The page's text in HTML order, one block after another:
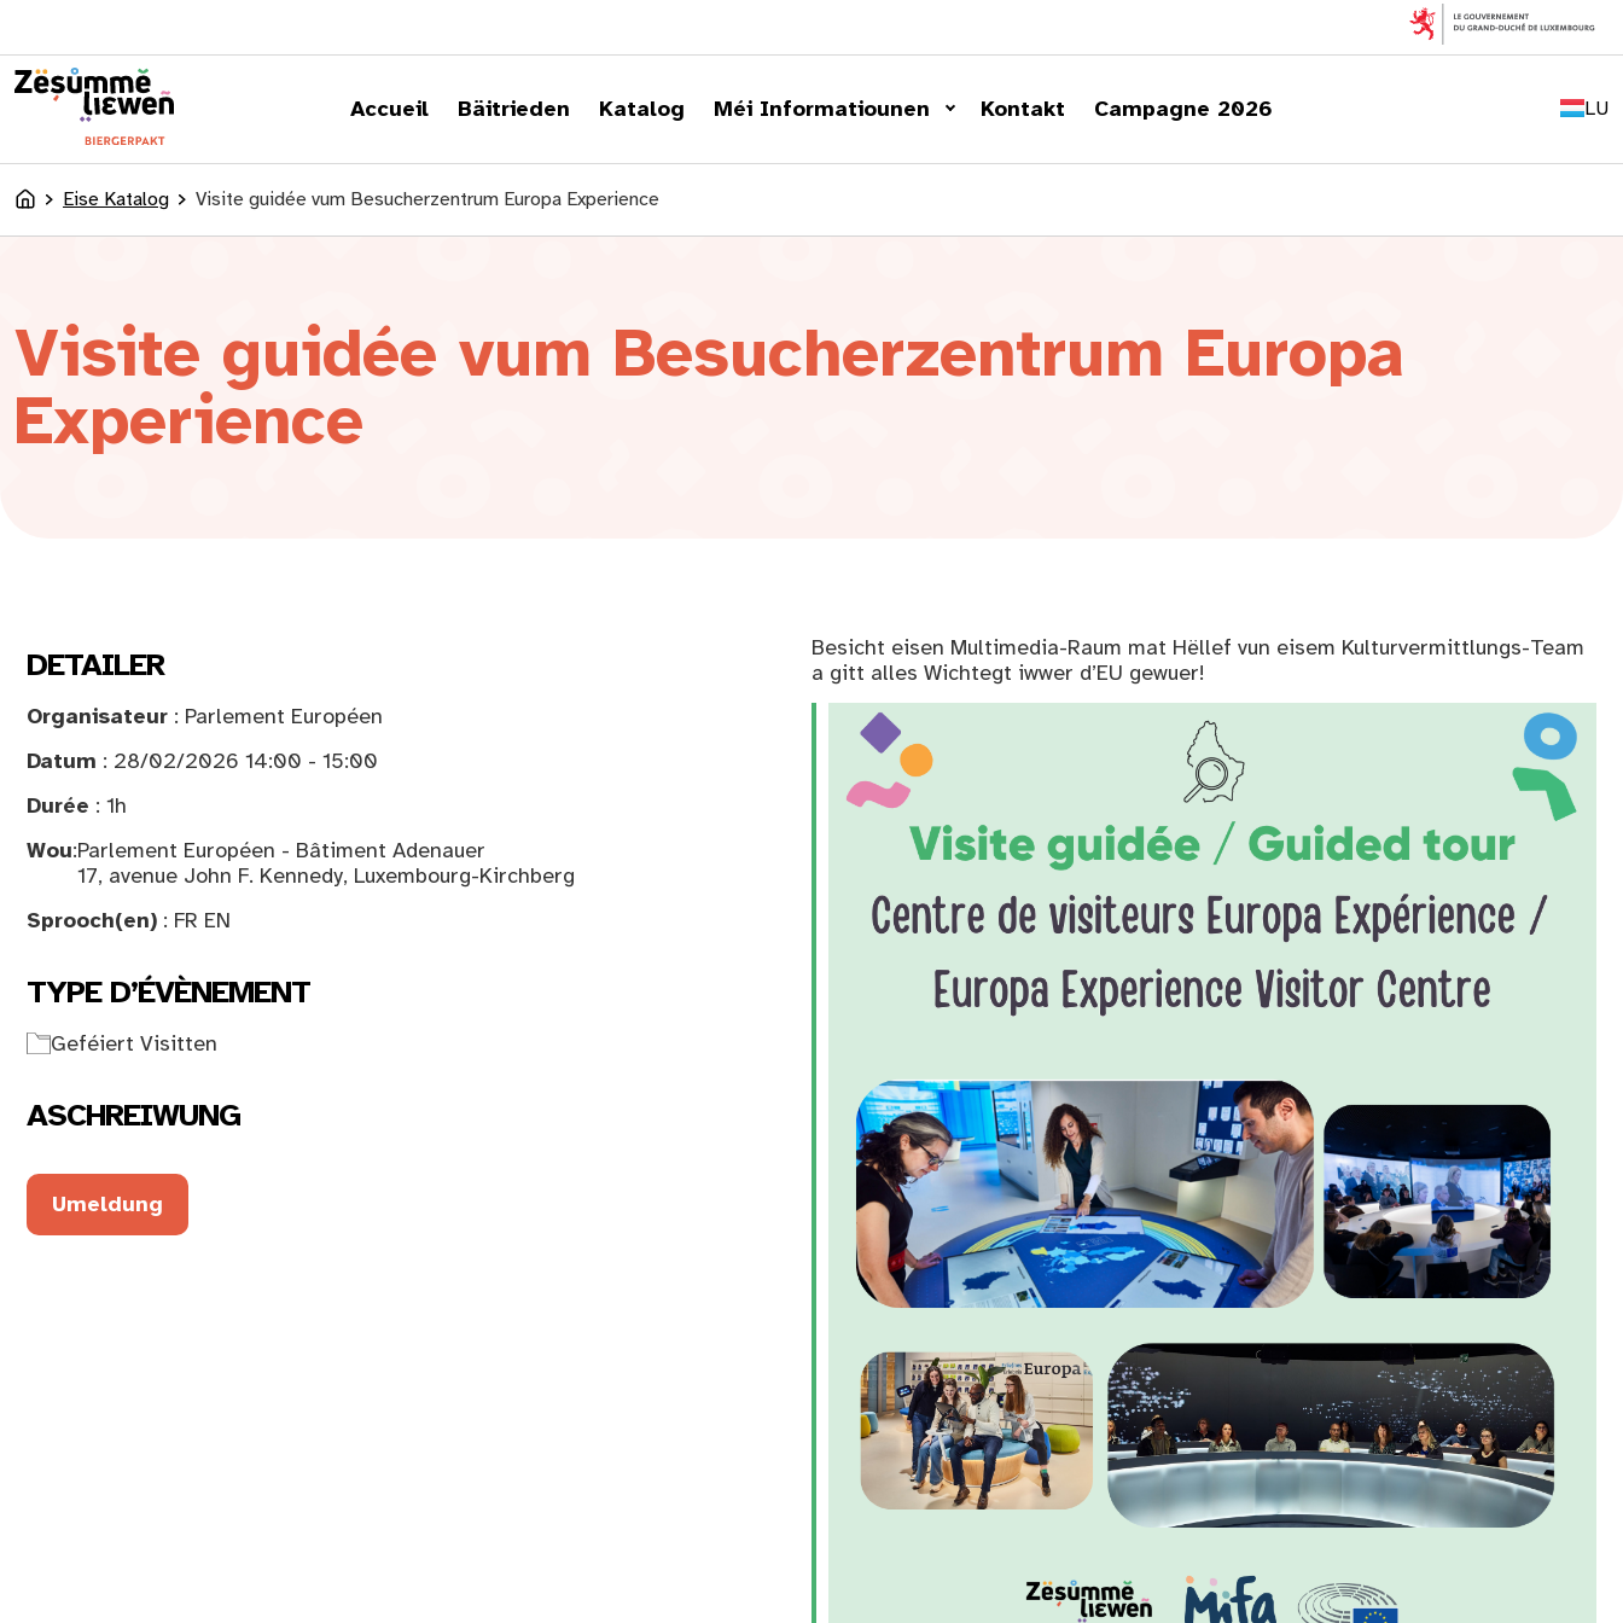
Accueil Bäitrieden Katalog Méi Informatiounen Kontakt Campagne 2026 LU
FR
DE
AccueilEise Katalog Visite guidée vum Besucherzentrum Europa Experience
Visite guidée vum Besucherzentrum Europa
Experience
DETAILER
Organisateur : Parlement Européen
Datum : 28/02/2026 14:00 - 15:00
Durée : 1h
Wou:Parlement Européen - Bâtiment Adenauer
17, avenue John F. Kennedy, Luxembourg-Kirchberg
Sprooch(en) : FR EN
TYPE D’ÉVÈNEMENT
Geféiert Visitten
ASCHREIWUNG
Umeldung
Besicht eisen Multimedia-Raum mat Hëllef vun eisem Kulturvermittlungs-Team
a gitt alles Wichtegt iwwer d’EU gewuer!